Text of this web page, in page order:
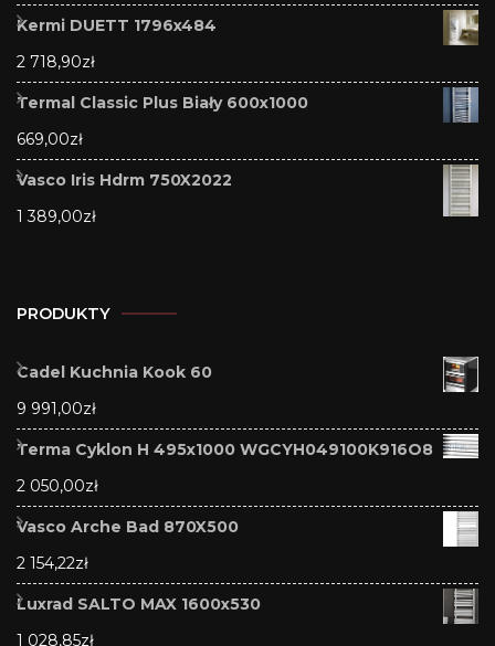
Kermi DUETT 1796x484
2 718,90zł
Termal Classic Plus Biały 600x1000
669,00zł
Vasco Iris Hdrm 750X2022
1 389,00zł
PRODUKTY
Cadel Kuchnia Kook 60
9 991,00zł
Terma Cyklon H 495x1000 WGCYH049100K916O8
2 050,00zł
Vasco Arche Bad 870X500
2 154,22zł
Luxrad SALTO MAX 1600x530
1 028,85zł